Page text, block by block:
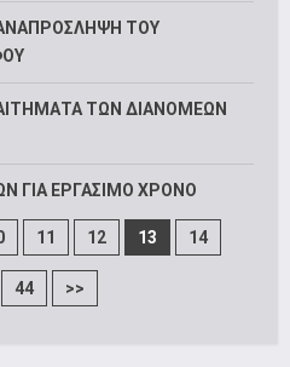
ΤΟΥ
ΤΩΝ ΔΙΑΝΟΜΕΩΝ
ΓΙΑ ΕΡΓΑΣΙΜΟ ΧΡΟΝΟ
11 12 13 14
44 >>